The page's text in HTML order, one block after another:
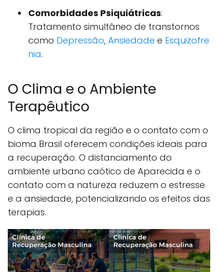
Comorbidades Psiquiátricas:
Tratamento simultâneo de transtornos
como Depressão, Ansiedade e Esquizofre
nia.
O Clima e o Ambiente
Terapêutico
O clima tropical da região e o contato com o
bioma Brasil oferecem condições ideais para
a recuperação. O distanciamento do
ambiente urbano caótico de Aparecida e o
contato com a natureza reduzem o estresse
e a ansiedade, potencializando os efeitos das
terapias.